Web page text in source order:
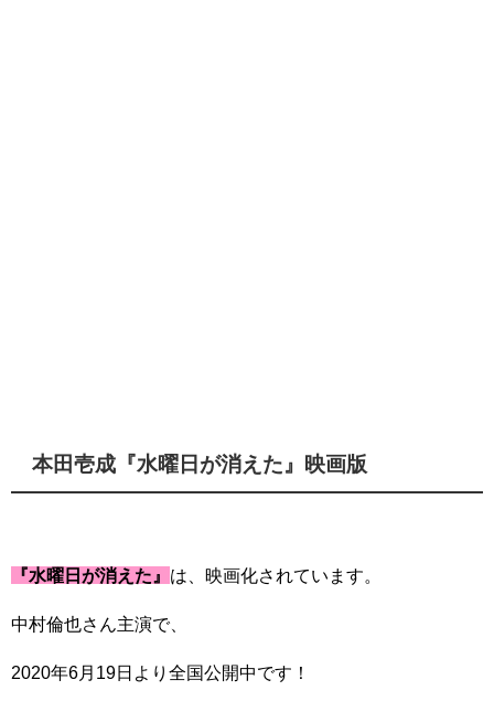
本田壱成『水曜日が消えた』映画版
『水曜日が消えた』 は、映画化されています。
中村倫也さん主演で、
2020年6月19日より全国公開中です！